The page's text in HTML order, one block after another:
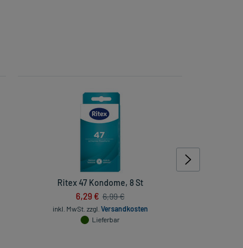
Ritex 47 Kondome, 8 St
6,29 € 6,99 €
inkl. MwSt. zzgl. Versandkosten
Lieferbar